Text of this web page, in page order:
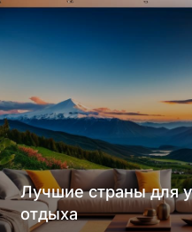
Лучшие страны для
отдыха